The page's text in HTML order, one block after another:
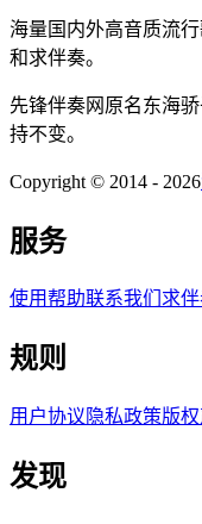
海量国内外高音质流
和求伴奏。
先锋伴奏网 原名东海
持不变。
Copyright © 2014 - 2026
服务
使用帮助联系我们 求
规则
用户协议 隐私政策版
发现